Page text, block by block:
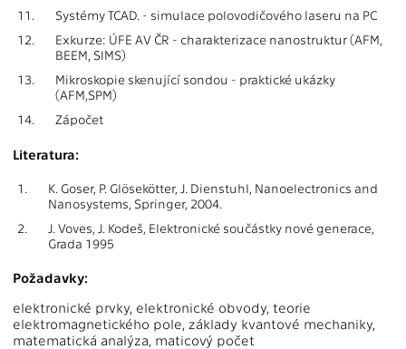
11.
Systémy TCAD. - simulace polovodičového laseru na PC
12.
Exkurze: ÚFE AV ČR - charakterizace nanostruktur (AFM,
BEEM, SIMS)
13.
Mikroskopie skenující sondou - praktické ukázky
(AFM,SPM)
14.
Zápočet
Literatura:
1.
K. Goser, P. Glösekötter, J. Dienstuhl, Nanoelectronics and
Nanosystems, Springer, 2004.
2.
J. Voves, J. Kodeš, Elektronické součástky nové generace,
Grada 1995
Požadavky:
elektronické prvky, elektronické obvody, teorie
elektromagnetického pole, základy kvantové mechaniky,
matematická analýza, maticový počet